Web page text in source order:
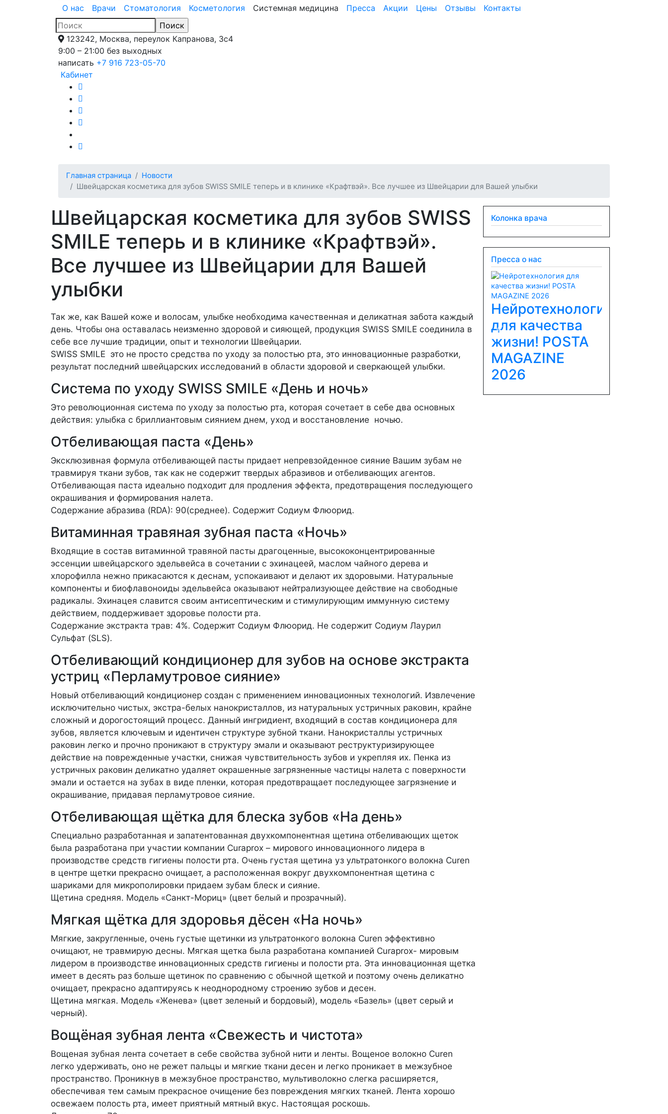
О нас
Врачи Стоматология Косметология Системная медицина Пресса Акции Цены Отзывы Контакты
123242, Москва, переулок Капранова, 3с4
9:00 – 21:00 без выходных
написать +7 916 723-05-70
Кабинет
Главная страница
Новости
Швейцарская косметика для зубов SWISS SMILE теперь и в клинике «Крафтвэй». Все лучшее из Швейцарии для Вашей улыбки
Швейцарская косметика для зубов SWISS
SMILE теперь и в клинике «Крафтвэй».
Все лучшее из Швейцарии для Вашей
улыбки
Так же, как Вашей коже и волосам, улыбке необходима качественная и деликатная забота каждый
день. Чтобы она оставалась неизменно здоровой и сияющей, продукция SWISS SMILE соединила в
себе все лучшие традиции, опыт и технологии Швейцарии.
SWISS SMILE  это не просто средства по уходу за полостью рта, это инновационные разработки,
результат последний швейцарских исследований в области здоровой и сверкающей улыбки.
Система по уходу SWISS SMILE «День и ночь»
Это революционная система по уходу за полостью рта, которая сочетает в себе два основных
действия: улыбка с бриллиантовым сиянием днем, уход и восстановление  ночью.
Отбеливающая паста «День»
Эксклюзивная формула отбеливающей пасты придает непревзойденное сияние Вашим зубам не
травмируя ткани зубов, так как не содержит твердых абразивов и отбеливающих агентов.
Отбеливающая паста идеально подходит для продления эффекта, предотвращения последующего
окрашивания и формирования налета.
Содержание абразива (RDA): 90(среднее). Содержит Содиум Флюорид.
Витаминная травяная зубная паста «Ночь»
Входящие в состав витаминной травяной пасты драгоценные, высококонцентрированные
эссенции швейцарского эдельвейса в сочетании с эхинацеей, маслом чайного дерева и
хлорофилла нежно прикасаются к деснам, успокаивают и делают их здоровыми. Натуральные
компоненты и биофлавоноиды эдельвейса оказывают нейтрализующее действие на свободные
радикалы. Эхинацея славится своим антисептическим и стимулирующим иммунную систему
действием, поддерживает здоровье полости рта.
Содержание экстракта трав: 4%. Содержит Содиум Флюорид. Не содержит Содиум Лаурил
Сульфат (SLS).
Отбеливающий кондиционер для зубов на основе экстракта
устриц «Перламутровое сияние»
Новый отбеливающий кондиционер создан с применением инновационных технологий. Извлечение
исключительно чистых, экстра-белых нанокристаллов, из натуральных устричных раковин, крайне
сложный и дорогостоящий процесс. Данный ингридиент, входящий в состав кондиционера для
зубов, является ключевым и идентичен структуре зубной ткани. Нанокристаллы устричных
раковин легко и прочно проникают в структуру эмали и оказывают реструктуризирующее
действие на поврежденные участки, снижая чувствительность зубов и укрепляя их. Пенка из
устричных раковин деликатно удаляет окрашенные загрязненные частицы налета с поверхности
эмали и остается на зубах в виде пленки, которая предотвращает последующее загрязнение и
окрашивание, придавая перламутровое сияние.
Отбеливающая щётка для блеска зубов «На день»
Специально разработанная и запатентованная двухкомпонентная щетина отбеливающих щеток
была разработана при участии компании Curaprox – мирового инновационного лидера в
производстве средств гигиены полости рта. Очень густая щетина уз ультратонкого волокна Curen
в центре щетки прекрасно очищает, а расположенная вокруг двухкомпонентная щетина с
шариками для микрополировки придаем зубам блеск и сияние.
Щетина средняя. Модель «Санкт-Мориц» (цвет белый и прозрачный).
Мягкая щётка для здоровья дёсен «На ночь»
Мягкие, закругленные, очень густые щетинки из ультратонкого волокна Curen эффективно
очищают, не травмирую десны. Мягкая щетка была разработана компанией Curaprox- мировым
лидером в производстве инновационных средств гигиены и полости рта. Эта инновационная щетка
имеет в десять раз больше щетинок по сравнению с обычной щеткой и поэтому очень деликатно
очищает, прекрасно адаптируясь к неоднородному строению зубов и десен.
Щетина мягкая. Модель «Женева» (цвет зеленый и бордовый), модель «Базель» (цвет серый и
черный).
Вощёная зубная лента «Свежесть и чистота»
Вощеная зубная лента сочетает в себе свойства зубной нити и ленты. Вощеное волокно Curen
легко удерживать, оно не режет пальцы и мягкие ткани десен и легко проникает в межзубное
пространство. Проникнув в межзубное пространство, мультиволокно слегка расширяется,
обеспечивая тем самым прекрасное очищение без повреждения мягких тканей. Лента хорошо
освежаем полость рта, имеет приятный мятный вкус. Настоящая роскошь.
Колонка врача
Пресса о нас
Нейротехнология
для качества
жизни! POSTA
MAGAZINE
2026
Previous